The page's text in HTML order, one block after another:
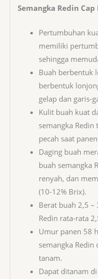
Semangka Redin
Pertumbuhan
memiliki
sehingga
Buah berbentuk
berbentuk
gelap dan garis-
Kulit buah kuat
semangka Redin
pecah saat
Daging buah
buah semangka
renyah, dan
(10-12% Brix).
Berat buah 2,5 –
Redin rata-rata
Umur panen 58
semangka
tanam.
Dapat ditanam